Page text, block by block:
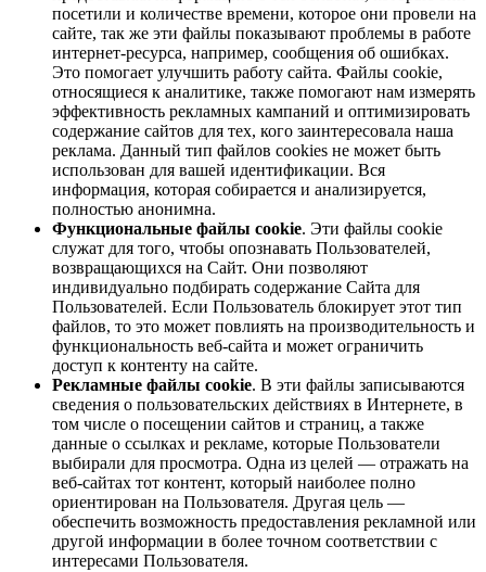
посетили и количестве времени, которое они провели на
сайте, так же эти файлы показывают проблемы в работе
интернет-ресурса, например, сообщения об ошибках.
Это помогает улучшить работу сайта. Файлы cookie,
относящиеся к аналитике, также помогают нам измерять
эффективность рекламных кампаний и оптимизировать
содержание сайтов для тех, кого заинтересовала наша
реклама. Данный тип файлов cookies не может быть
использован для вашей идентификации. Вся
информация, которая собирается и анализируется,
полностью анонимна.
Функциональные файлы cookie. Эти файлы cookie
служат для того, чтобы опознавать Пользователей,
возвращающихся на Сайт. Они позволяют
индивидуально подбирать содержание Сайта для
Пользователей. Если Пользователь блокирует этот тип
файлов, то это может повлиять на производительность и
функциональность веб-сайта и может ограничить
доступ к контенту на сайте.
Рекламные файлы cookie. В эти файлы записываются
сведения о пользовательских действиях в Интернете, в
том числе о посещении сайтов и страниц, а также
данные о ссылках и рекламе, которые Пользователи
выбирали для просмотра. Одна из целей — отражать на
веб-сайтах тот контент, который наиболее полно
ориентирован на Пользователя. Другая цель —
обеспечить возможность предоставления рекламной или
другой информации в более точном соответствии с
интересами Пользователя.